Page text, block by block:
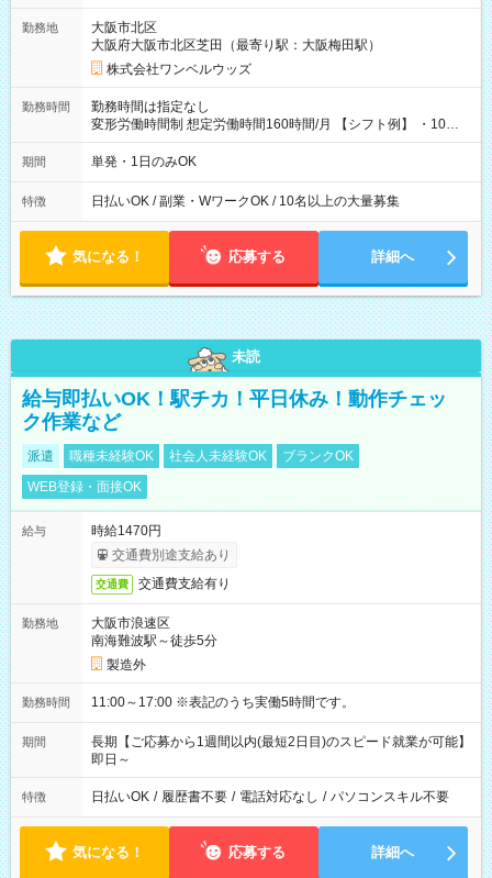
勤務地
大阪市北区
大阪府大阪市北区芝田（最寄り駅：大阪梅田駅）
株式会社ワンベルウッズ
勤務時間
勤務時間は指定なし
変形労働時間制 想定労働時間160時間/月 【シフト例】 ・10：
00～20：00
期間 単発・1日のみOK
特徴 日払いOK / 副業・WワークOK / 10名以上の大量募集
気になる！ 応募する 詳細へ
未読
給与即払いOK！駅チカ！平日休み！動作チェッ
ク作業など
派遣 職種未経験OK 社会人未経験OK
ブランクOK
WEB登録・面接OK
給与
時給1470円
交通費別途支給あり
交通費 交通費支給有り
勤務地
大阪市浪速区
南海難波駅～徒歩5分
製造外
勤務時間 11:00～17:00 ※表記のうち実働5時間です。
期間
長期【ご応募から1週間以内(最短2日目)のスピード就業が可能】
即日～
特徴 日払いOK / 履歴書不要 / 電話対応なし / パソコンスキル不要
気になる！ 応募する 詳細へ